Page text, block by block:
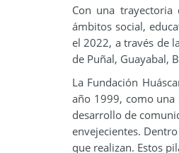
Con una
ámbitos social,
el 2022, a través de
de Puñal, Guayabal,
La Fundación
año 1999, como una
desarrollo de
envejecientes.
que realizan. Estos